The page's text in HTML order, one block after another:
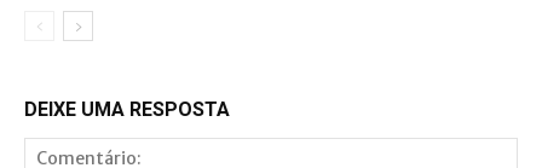
DEIXE UMA RESPOSTA